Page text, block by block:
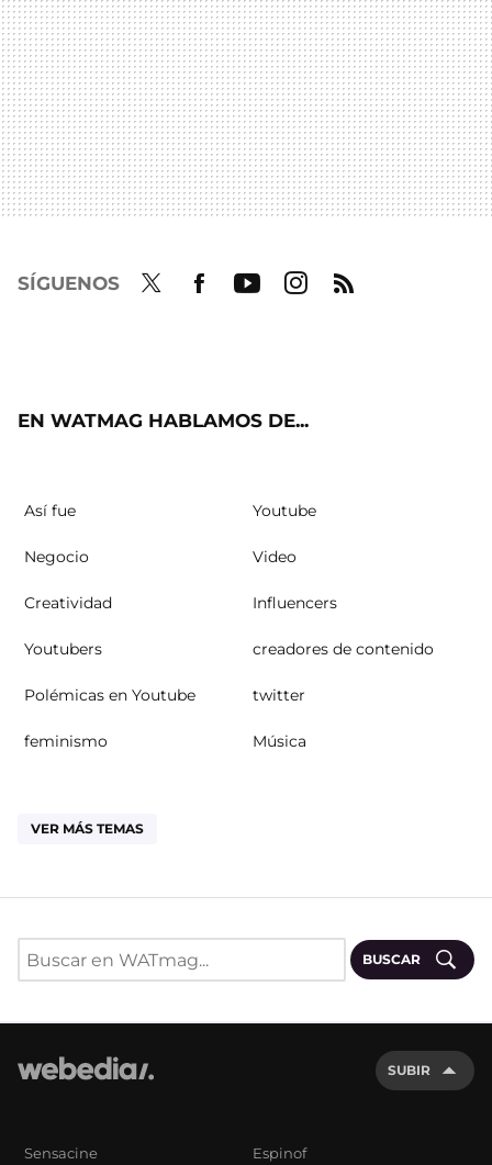
SÍGUENOS
EN WATMAG HABLAMOS DE...
Así fue Youtube
Negocio Video
Creatividad Influencers
Youtubers creadores de contenido
Polémicas en Youtube twitter
feminismo Música
VER MÁS TEMAS
BUSCAR
SUBIR
Sensacine Espinof